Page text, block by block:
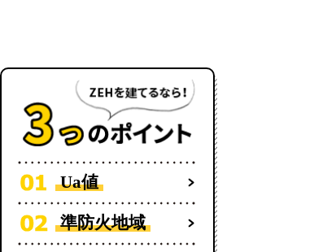
Ua値
準防火地域